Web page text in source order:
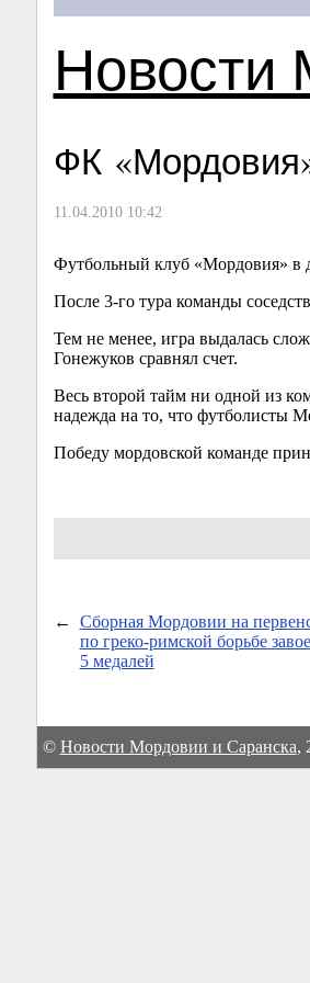
Новости
ФК
11.04.2010 10:42
Футбольный клуб «Мордовия» в
После 3-готура команды
Тем не менее, игра выдалась
Гонежуков сравнял счет.
Весь второй тайм ни одной из
надежда на то, что футболисты
Победу мордовской команде
←
Сборная Мордовии на
по греко-римской борьбе
5 медалей
© Новости Мордовии и Саранска,